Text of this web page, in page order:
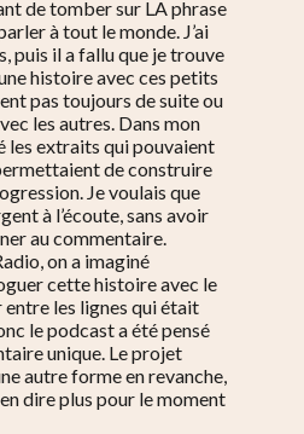
de tomber sur LA phrase
à tout le monde. J’ai
puis il a fallu que je trouve
histoire avec ces petits
pas toujours de suite ou
les autres. Dans mon
les extraits qui pouvaient
de construire
Je voulais que
à l’écoute, sans avoir
au commentaire.
on a imaginé
cette histoire avec le
les lignes qui était
le podcast a été pensé
unique. Le projet
autre forme en revanche,
dire plus pour le moment